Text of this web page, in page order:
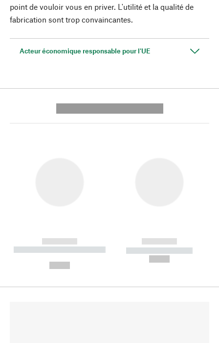
point de vouloir vous en priver. L'utilité et la qualité de
fabrication sont trop convaincantes.
Acteur économique responsable pour l'UE
------------
----------- ----------- --------
------------
----------- -----------